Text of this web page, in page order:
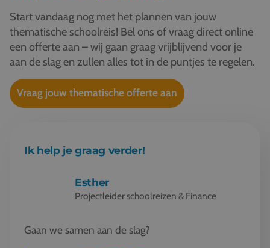
Start vandaag nog met het plannen van jouw
thematische schoolreis! Bel ons of vraag direct online
een offerte aan – wij gaan graag vrijblijvend voor je
aan de slag en zullen alles tot in de puntjes te regelen.
Vraag jouw thematische offerte aan
Ik help je graag verder!
Esther
Projectleider schoolreizen & Finance
Gaan we samen aan de slag?